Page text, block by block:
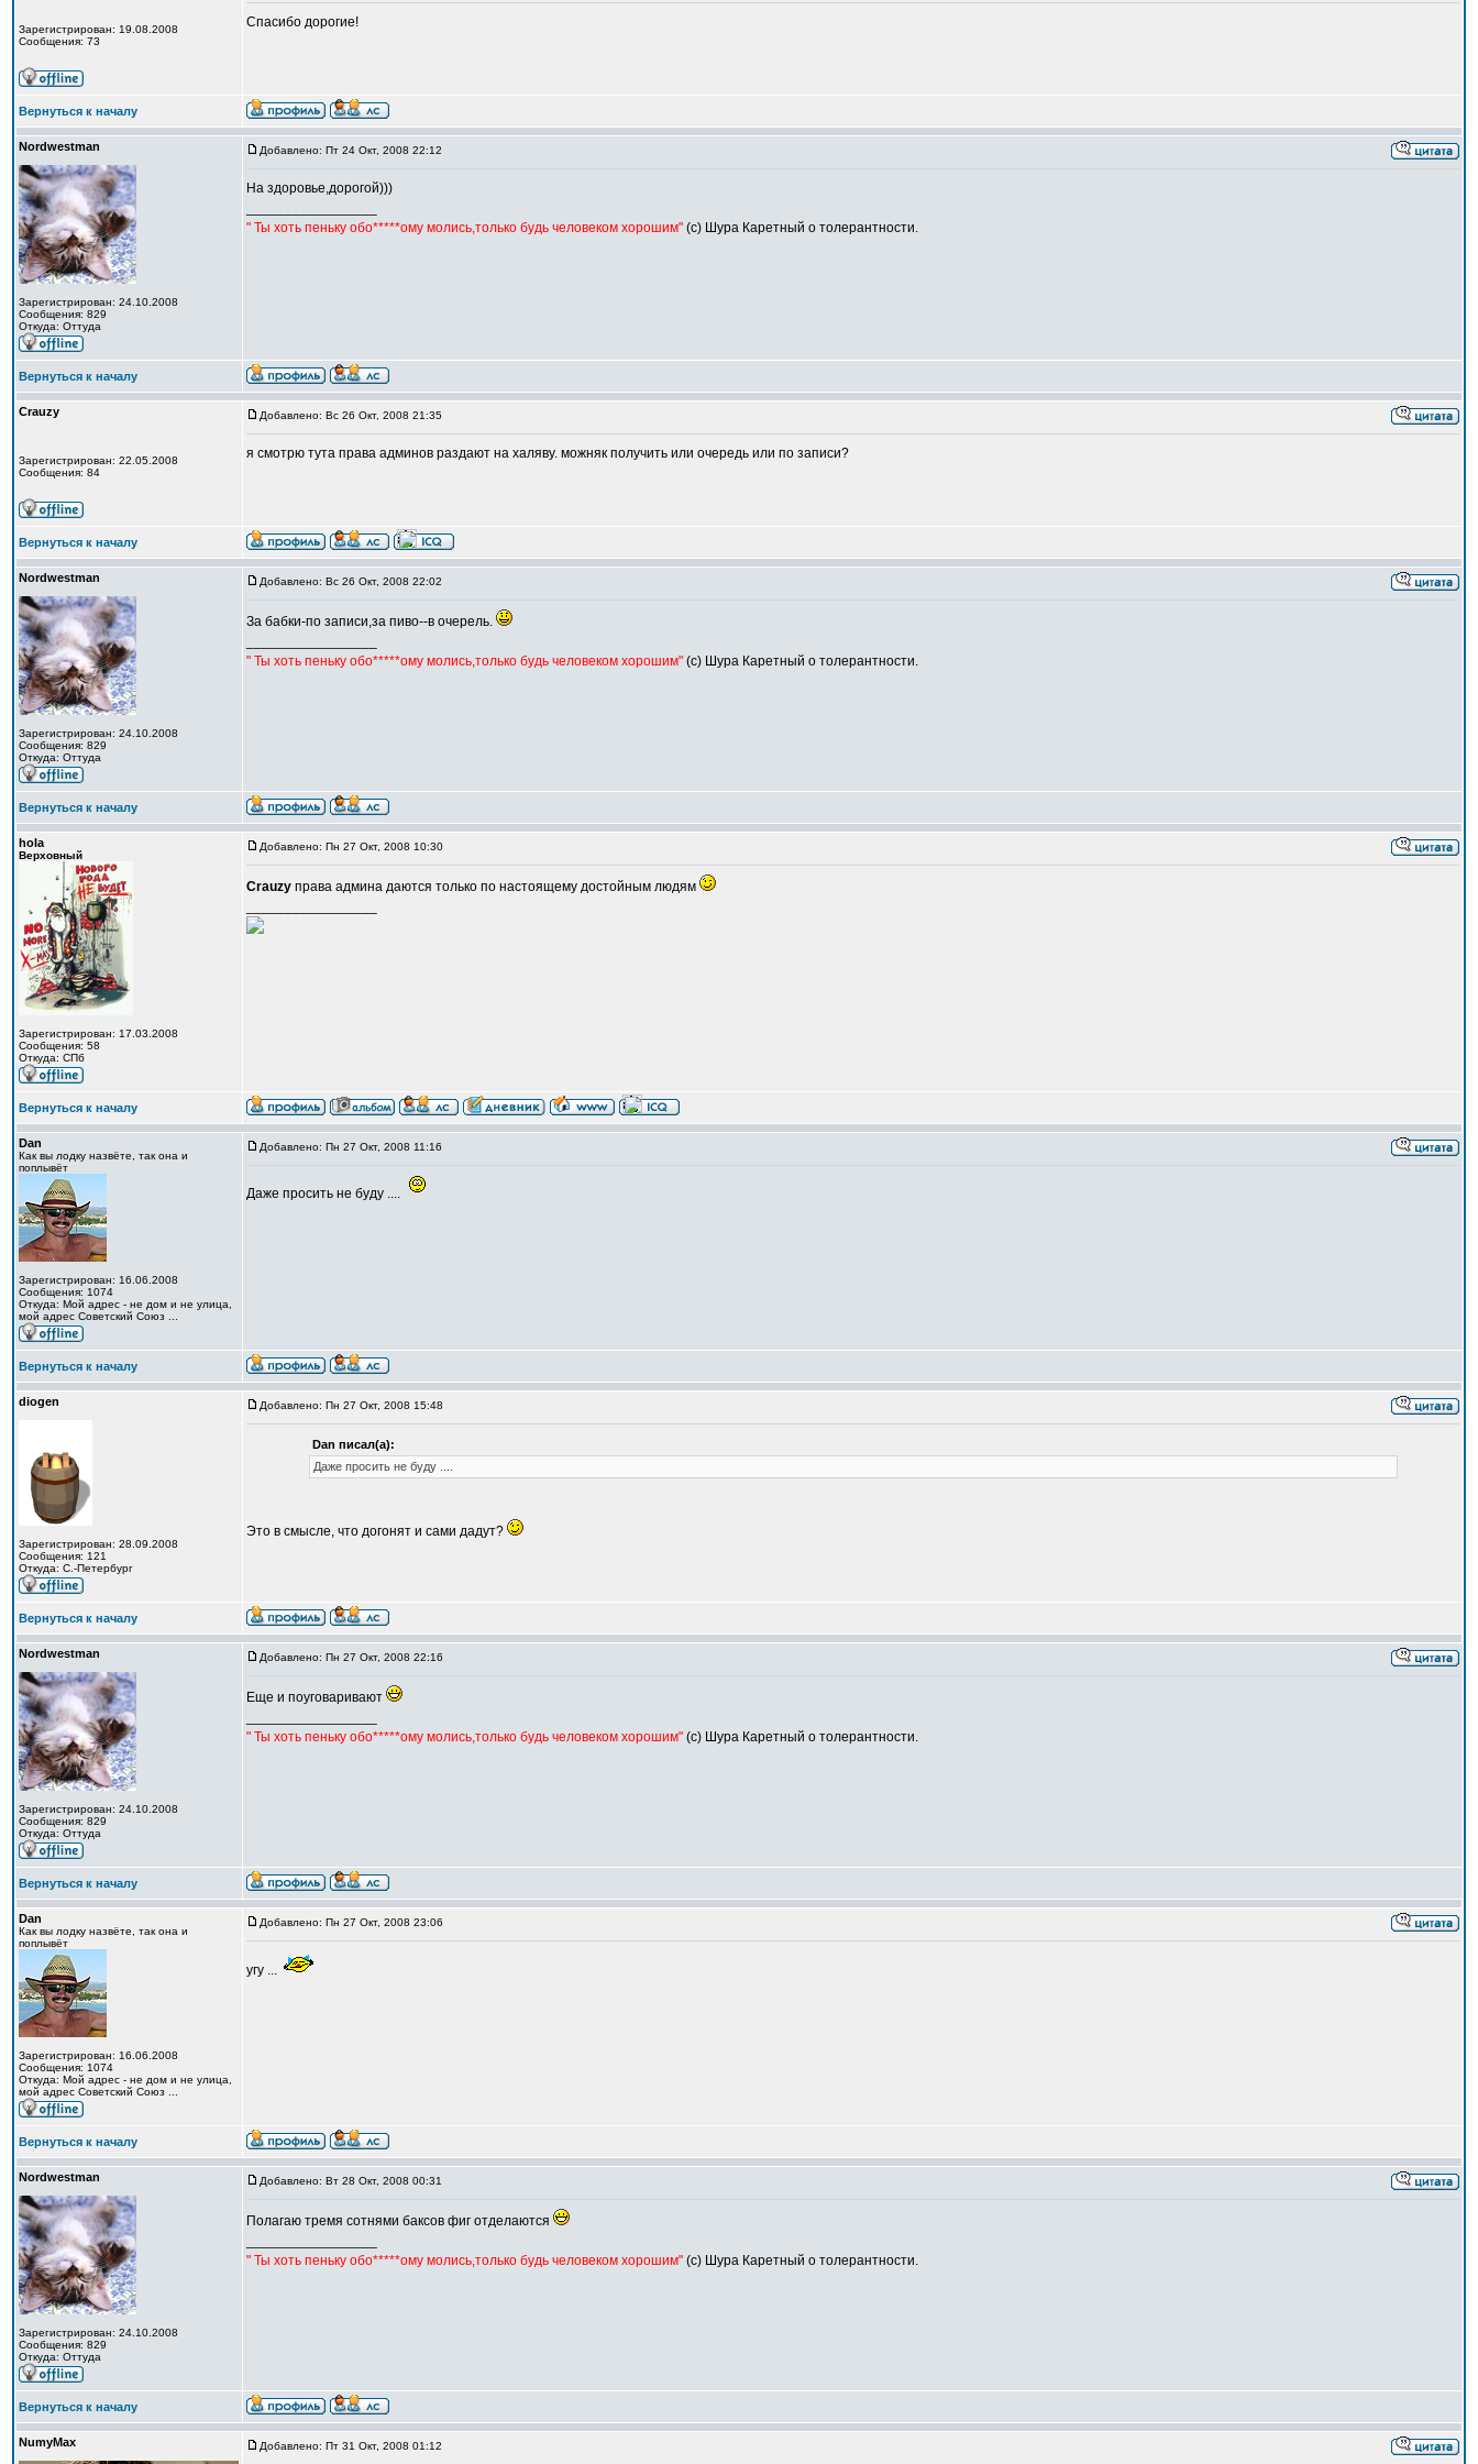
Зарегистрирован: 19.08.2008
Сообщения: 73
Спасибо дорогие!
Вернуться к началу
Nordwestman
Зарегистрирован: 24.10.2008
Сообщения: 829
Откуда: Оттуда
Добавлено: Пт 24 Окт, 2008 22:12
На здоровье,дорогой)))
" Ты хоть пеньку обо*****ому молись,только будь человеком хорошим" (с) Шура Каретный о толерантности.
Вернуться к началу
Crauzy
Зарегистрирован: 22.05.2008
Сообщения: 84
Добавлено: Вс 26 Окт, 2008 21:35
я смотрю тута права админов раздают на халяву. можняк получить или очередь или по записи?
Вернуться к началу
Nordwestman
Зарегистрирован: 24.10.2008
Сообщения: 829
Откуда: Оттуда
Добавлено: Вс 26 Окт, 2008 22:02
За бабки-по записи,за пиво--в очерель.
" Ты хоть пеньку обо*****ому молись,только будь человеком хорошим" (с) Шура Каретный о толерантности.
Вернуться к началу
hola
Верховный
Зарегистрирован: 17.03.2008
Сообщения: 58
Откуда: CПб
Добавлено: Пн 27 Окт, 2008 10:30
Crauzy права админа даются только по настоящему достойным людям
Вернуться к началу
Dan
Как вы лодку назвёте, так она и
поплывёт
Зарегистрирован: 16.06.2008
Сообщения: 1074
Откуда: Мой адрес - не дом и не улица,
мой адрес Советский Союз ...
Добавлено: Пн 27 Окт, 2008 11:16
Даже просить не буду ....
Вернуться к началу
diogen
Зарегистрирован: 28.09.2008
Сообщения: 121
Откуда: С.-Петербург
Добавлено: Пн 27 Окт, 2008 15:48
Dan писал(а):
Даже просить не буду ....
Это в смысле, что догонят и сами дадут?
Вернуться к началу
Nordwestman
Зарегистрирован: 24.10.2008
Сообщения: 829
Откуда: Оттуда
Добавлено: Пн 27 Окт, 2008 22:16
Еще и поуговаривают
" Ты хоть пеньку обо*****ому молись,только будь человеком хорошим" (с) Шура Каретный о толерантности.
Вернуться к началу
Dan
Как вы лодку назвёте, так она и
поплывёт
Зарегистрирован: 16.06.2008
Сообщения: 1074
Откуда: Мой адрес - не дом и не улица,
мой адрес Советский Союз ...
Добавлено: Пн 27 Окт, 2008 23:06
угу ...
Вернуться к началу
Nordwestman
Зарегистрирован: 24.10.2008
Сообщения: 829
Откуда: Оттуда
Добавлено: Вт 28 Окт, 2008 00:31
Полагаю тремя сотнями баксов фиг отделаются
" Ты хоть пеньку обо*****ому молись,только будь человеком хорошим" (с) Шура Каретный о толерантности.
Вернуться к началу
NumyMax Добавлено: Пт 31 Окт, 2008 01:12